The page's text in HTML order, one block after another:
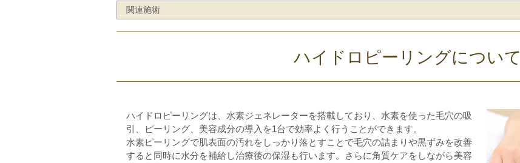
関連施術
ハイドロピーリングについて
ハイドロピーリングは、水素ジェネレーターを搭載しており、水素を使った毛穴の吸
引、ピーリング、美容成分の導入を1台で効率よく行うことができます。
水素ピーリングで肌表面の汚れをしっかり落とすことで毛穴の詰まりや黒ずみを改善
すると同時に水分を補給し治療後の保湿も行います。さらに角質ケアをしながら美容